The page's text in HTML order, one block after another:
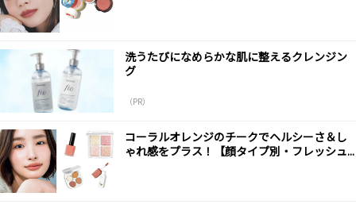
洗うたびになめらかな肌に整えるクレンジン
グ
（PR）
コーラルオレンジのチークでヘルシーさ＆し
ゃれ感をプラス！【顔タイプ別・フレッシュ...